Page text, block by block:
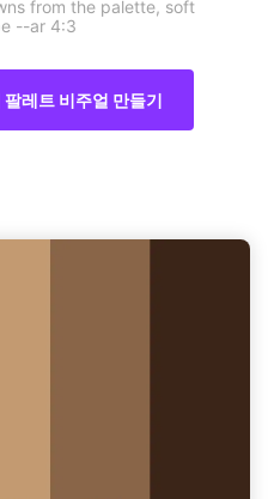
from the palette, soft
--ar 4:3
레트 비주얼 만들기